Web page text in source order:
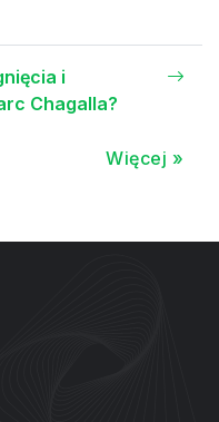
i
Chagalla?
Więcej »